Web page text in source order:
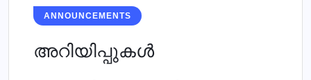
ANNOUNCEMENTS
അറിയിപ്പുകൾ